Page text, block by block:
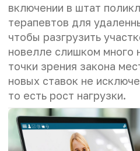
включении в штат
терапевтов для
чтобы разгрузить
новелле слишком много
точки зрения закона
новых ставок не
то есть рост нагрузки.